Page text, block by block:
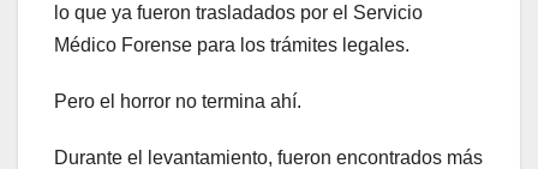
lo que ya fueron trasladados por el Servicio
Médico Forense para los trámites legales.
Pero el horror no termina ahí.
Durante el levantamiento, fueron encontrados más